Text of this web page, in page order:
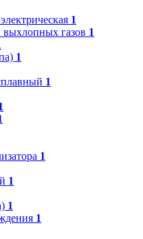
1
газов 1
1
1
1
1
1
1